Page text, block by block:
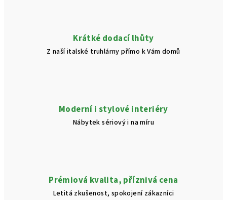
Krátké dodací lhůty
Z naší italské truhlárny přímo k Vám domů
Moderní i stylové interiéry
Nábytek sériový i na míru
Prémiová kvalita, příznivá cena
Letitá zkušenost, spokojení zákazníci